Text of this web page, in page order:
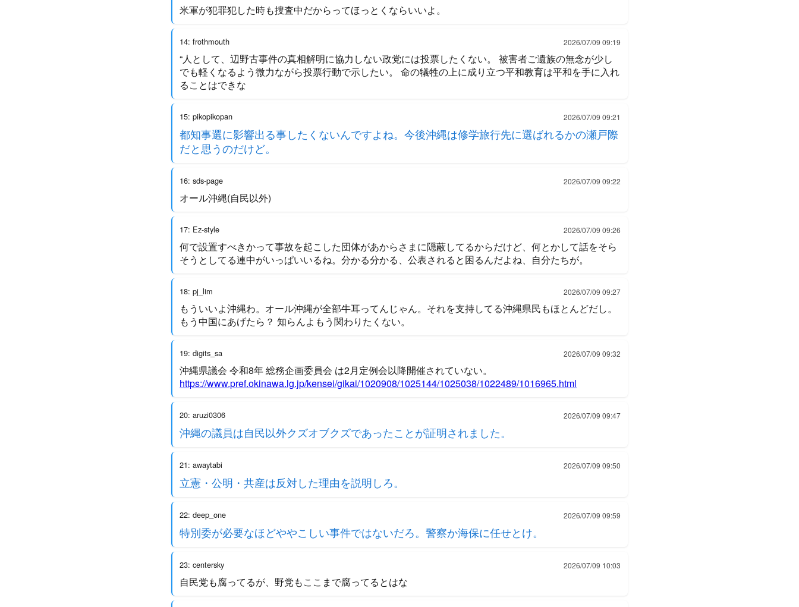
米軍が犯罪犯した時も捜査中だからってほっとくならいいよ。
14: frothmouth 2026/07/09 09:19
“人として、辺野古事件の真相解明に協力しない政党には投票したくない。 被害者ご遺族の無念が少し
でも軽くなるよう微力ながら投票行動で示したい。 命の犠牲の上に成り立つ平和教育は平和を手に入れ
ることはできな
15: pikopikopan 2026/07/09 09:21
都知事選に影響出る事したくないんですよね。今後沖縄は修学旅行先に選ばれるかの瀬戸際
だと思うのだけど。
16: sds-page 2026/07/09 09:22
オール沖縄(自民以外)
17: Ez-style 2026/07/09 09:26
何で設置すべきかって事故を起こした団体があからさまに隠蔽してるからだけど、何とかして話をそら
そうとしてる連中がいっぱいいるね。分かる分かる、公表されると困るんだよね、自分たちが。
18: pj_lim 2026/07/09 09:27
もういいよ沖縄わ。オール沖縄が全部牛耳ってんじゃん。それを支持してる沖縄県民もほとんどだし。
もう中国にあげたら？ 知らんよもう関わりたくない。
19: digits_sa 2026/07/09 09:32
沖縄県議会 令和8年 総務企画委員会 は2月定例会以降開催されていない。
https://www.pref.okinawa.lg.jp/kensei/gikai/1020908/1025144/1025038/1022489/1016965.html
20: aruzi0306 2026/07/09 09:47
沖縄の議員は自民以外クズオブクズであったことが証明されました。
21: awaytabi 2026/07/09 09:50
立憲・公明・共産は反対した理由を説明しろ。
22: deep_one 2026/07/09 09:59
特別委が必要なほどややこしい事件ではないだろ。警察か海保に任せとけ。
23: centersky 2026/07/09 10:03
自民党も腐ってるが、野党もここまで腐ってるとはな